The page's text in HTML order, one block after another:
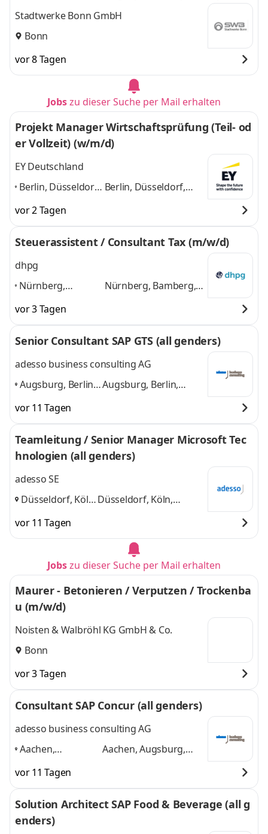
Stadtwerke Bonn GmbH
Bonn
vor 8 Tagen
Jobszu dieser Suche per Mail erhalten
Projekt Manager Wirtschaftsprüfung (Teil- od
er Vollzeit) (w/m/d)
EY Deutschland
Berlin, Düsseldorf,
Hamburg, Köln,
München,
Stuttgart,
Berlin, Düsseldorf,
München, Stuttgart
und 5 weitere
vor 2 Tagen
Steuerassistent / Consultant Tax (m/w/d)
dhpg
Nürnberg,
Bonn, Bremen,
Ebern, Köln,
Krefeld, Stuttgart,
Nürnberg, Bamberg,
Stuttgartund 7
weitere
vor 3 Tagen
Senior Consultant SAP GTS (all genders)
adesso business consulting AG
Augsburg, Berlin,
Dortmund,
Dresden,
Augsburg, Berlin,
und 4 weitere
vor 11 Tagen
Teamleitung / Senior Manager Microsoft Tec
hnologien (all genders)
adesso SE
Düsseldorf, Köln,Düsseldorf, Köln,
vor 11 Tagen
Jobszu dieser Suche per Mail erhalten
Maurer - Betonieren / Verputzen / Trockenba
u (m/w/d)
Noisten & Walbröhl KG GmbH & Co.
Bonn
vor 3 Tagen
Consultant SAP Concur (all genders)
adesso business consulting AG
Aachen,
Bonn, Bremen,
Dortmund,
Aachen, Augsburg,
weitere
vor 11 Tagen
Solution Architect SAP Food & Beverage (all g
enders)